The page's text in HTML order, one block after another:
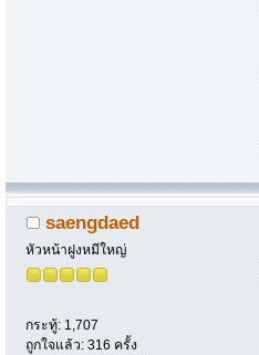
saengdaed
หัวหน้าฝูงหมีใหญ่
กระทู้: 1,707
ถูกใจแล้ว: 316 ครั้ง